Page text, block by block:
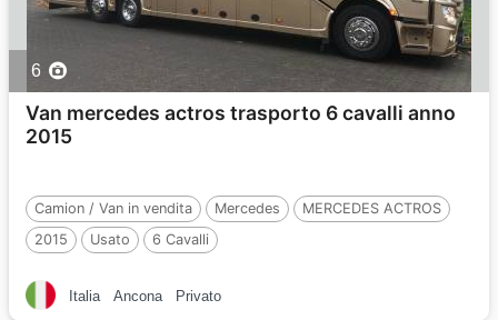
6
Van mercedes actros trasporto 6 cavalli anno
2015
Camion / Van in vendita Mercedes
MERCEDES ACTROS
2015
Usato 6 Cavalli
Italia Ancona Privato